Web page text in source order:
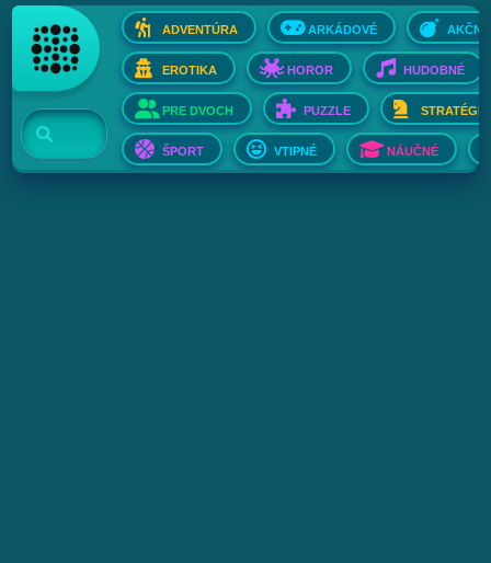
ADVENTÚRA ARKÁDOVÉ AKČNÉ
EROTIKA HOROR HUDOBNÉ
PRE DVOCH PUZZLE STRATÉGIE
ŠPORT VTIPNÉ NÁUČNÉ